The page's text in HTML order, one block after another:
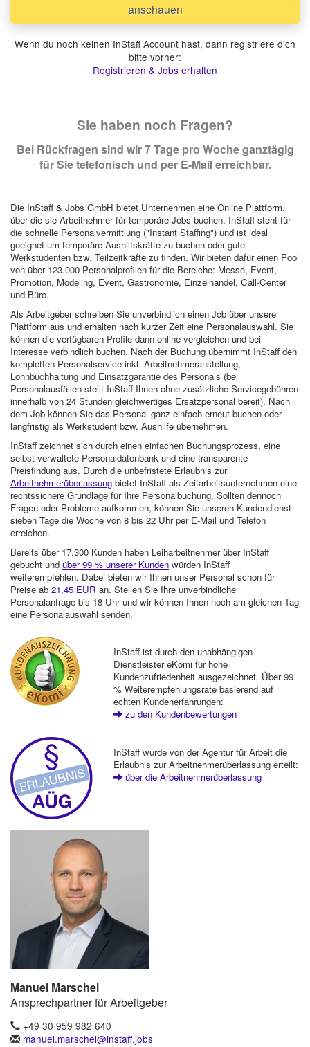
anschauen
Wenn du noch keinen InStaff Account hast, dann registriere dich
bitte vorher:
Registrieren & Jobs erhalten
Sie haben noch Fragen?
Bei Rückfragen sind wir 7 Tage pro Woche ganztägig
für Sie telefonisch und per E-Mail erreichbar.
Die InStaff & Jobs GmbH bietet Unternehmen eine Online Plattform,
über die sie Arbeitnehmer für temporäre Jobs buchen. InStaff steht für
die schnelle Personalvermittlung ("Instant Staffing") und ist ideal
geeignet um temporäre Aushilfskräfte zu buchen oder gute
Werkstudenten bzw. Teilzeitkräfte zu finden. Wir bieten dafür einen Pool
von über 123.000 Personalprofilen für die Bereiche: Messe, Event,
Promotion, Modeling, Event, Gastronomie, Einzelhandel, Call-Center
und Büro.
Als Arbeitgeber schreiben Sie unverbindlich einen Job über unsere
Plattform aus und erhalten nach kurzer Zeit eine Personalauswahl. Sie
können die verfügbaren Profile dann online vergleichen und bei
Interesse verbindlich buchen. Nach der Buchung übernimmt InStaff den
kompletten Personalservice inkl. Arbeitnehmeranstellung,
Lohnbuchhaltung und Einsatzgarantie des Personals (bei
Personalausfällen stellt InStaff Ihnen ohne zusätzliche Servicegebühren
innerhalb von 24 Stunden gleichwertiges Ersatzpersonal bereit). Nach
dem Job können Sie das Personal ganz einfach erneut buchen oder
langfristig als Werkstudent bzw. Aushilfe übernehmen.
InStaff zeichnet sich durch einen einfachen Buchungsprozess, eine
selbst verwaltete Personaldatenbank und eine transparente
Preisfindung aus. Durch die unbefristete Erlaubnis zur
Arbeitnehmerüberlassung bietet InStaff als Zeitarbeitsunternehmen eine
rechtssichere Grundlage für Ihre Personalbuchung. Sollten dennoch
Fragen oder Probleme aufkommen, können Sie unseren Kundendienst
sieben Tage die Woche von 8 bis 22 Uhr per E-Mail und Telefon
erreichen.
Bereits über 17.300 Kunden haben Leiharbeitnehmer über InStaff
gebucht und über 99 % unserer Kunden würden InStaff
weiterempfehlen. Dabei bieten wir Ihnen unser Personal schon für
Preise ab 21,45 EUR an. Stellen Sie Ihre unverbindliche
Personalanfrage bis 18 Uhr und wir können Ihnen noch am gleichen Tag
eine Personalauswahl senden.
InStaff ist durch den unabhängigen
Dienstleister eKomi für hohe
Kundenzufriedenheit ausgezeichnet. Über 99
% Weiterempfehlungsrate basierend auf
echten Kundenerfahrungen:
zu den Kundenbewertungen
InStaff wurde von der Agentur für Arbeit die
Erlaubnis zur Arbeitnehmerüberlassung erteilt:
über die Arbeitnehmerüberlassung
Manuel Marschel
Ansprechpartner für Arbeitgeber
+49 30 959 982 640
manuel.marschel@instaff.jobs